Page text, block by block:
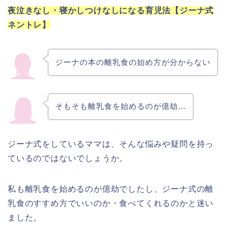
夜泣きなし・寝かしつけなしになる育児法【ジーナ式
ネントレ】
ジーナの本の離乳食の始め方が分からない
そもそも離乳食を始めるのが億劫…
ジーナ式をしているママは、そんな悩みや疑問を持っ
ているのではないでしょうか。
私も離乳食を始めるのが億劫でしたし、ジーナ式の離
乳食のすすめ方でいいのか・食べてくれるのかと迷い
ました。